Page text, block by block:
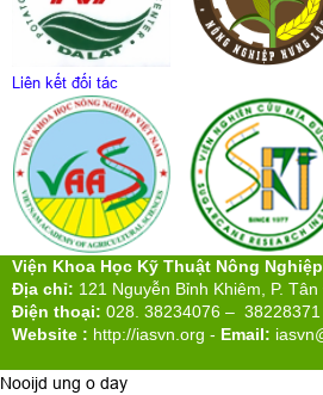
Liên kết đối tác
Viện Khoa Học Kỹ Thuật Nông
Địa chỉ: 121 Nguyễn Bỉnh Khiêm, P.
Điện thoại: 028. 38234076 – 38228371
Website : http://iasvn.org - Email:
Nooijd ung o day